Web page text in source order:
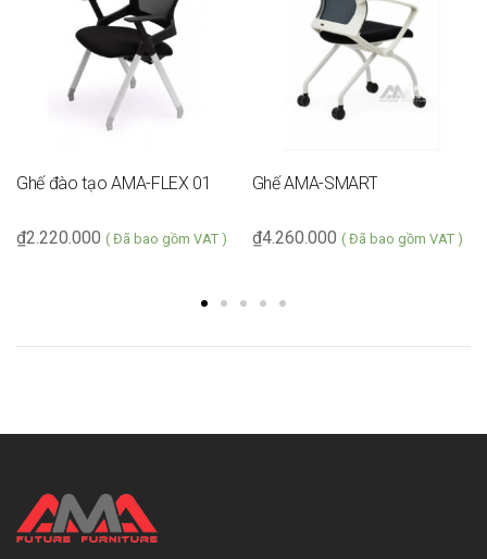
Ghế đào tạo AMA-FLEX 01
2.220.000
₫ ( Đã bao gồm VAT )
Ghế AMA-SMART
4.260.000
₫ ( Đã bao gồm VAT )